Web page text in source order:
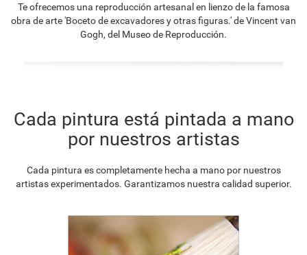
Te ofrecemos una reproducción artesanal en lienzo de la famosa
obra de arte 'Boceto de excavadores y otras figuras.' de Vincent van
Gogh, del Museo de Reproducción.
Cada pintura está pintada a mano
por nuestros artistas
Cada pintura es completamente hecha a mano por nuestros
artistas experimentados. Garantizamos nuestra calidad superior.